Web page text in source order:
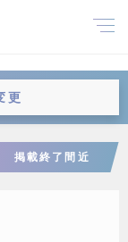
更
掲載終了間近